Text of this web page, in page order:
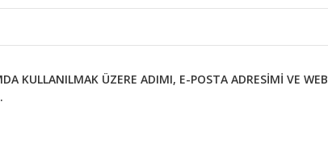
KULLANILMAK ÜZERE ADIMI, E-POSTA ADRESIMI VE WEB